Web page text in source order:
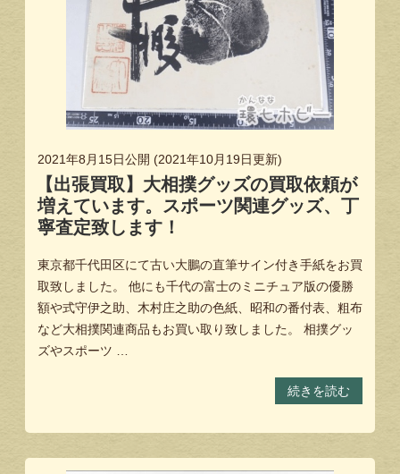
2021年8月15日公開 (2021年10月19日更新)
【出張買取】大相撲グッズの買取依頼が
増えています。スポーツ関連グッズ、丁
寧査定致します！
東京都千代田区にて古い大鵬の直筆サイン付き手紙をお買
取致しました。 他にも千代の富士のミニチュア版の優勝
額や式守伊之助、木村庄之助の色紙、昭和の番付表、粗布
など大相撲関連商品もお買い取り致しました。 相撲グッ
ズやスポーツ …
続きを読む